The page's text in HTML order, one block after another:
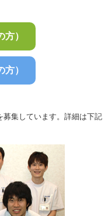
）
）
集しています。詳細は下記